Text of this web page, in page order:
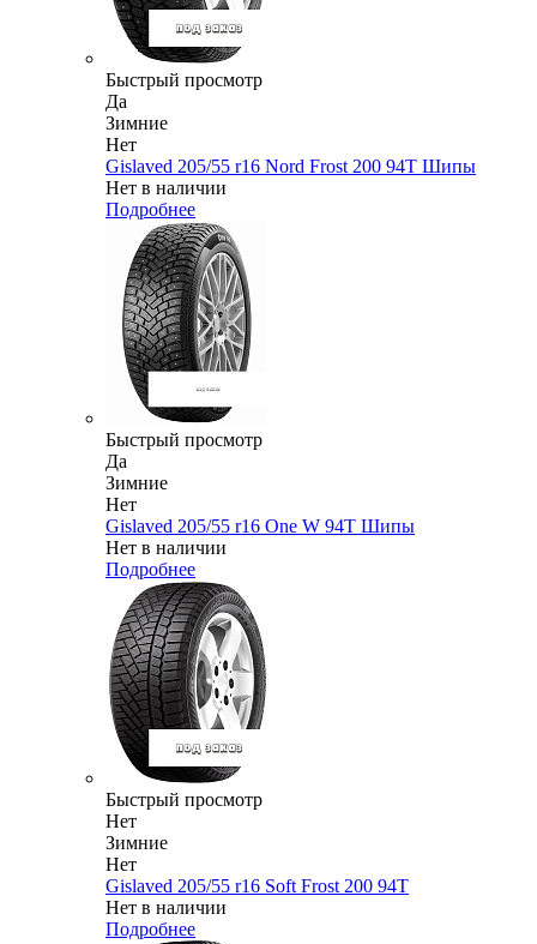
Быстрый просмотр
Да
Зимние
Нет
Gislaved 205/55 r16 Nord Frost 200 94T Шипы
Нет в наличии
Подробнее
Быстрый просмотр
Да
Зимние
Нет
Gislaved 205/55 r16 One W 94T Шипы
Нет в наличии
Подробнее
Быстрый просмотр
Нет
Зимние
Нет
Gislaved 205/55 r16 Soft Frost 200 94T
Нет в наличии
Подробнее